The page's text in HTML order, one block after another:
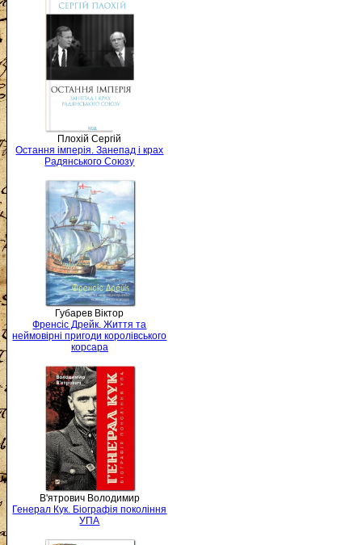
Плохій Сергій
Остання імперія. Занепад і крах
Радянського Союзу
Губарев Віктор
Френсіс Дрейк. Життя та
неймовірні пригоди королівського
корсара
В'ятрович Володимир
Генерал Кук. Біографія покоління
УПА